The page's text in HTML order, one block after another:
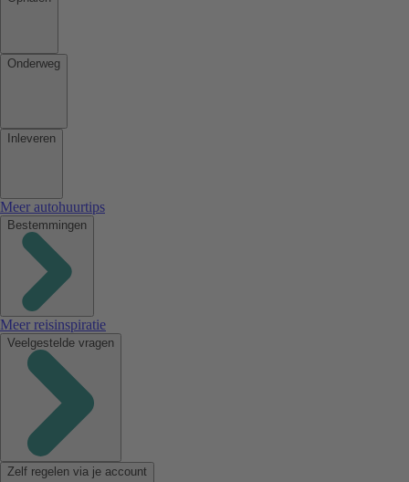
Onderweg
Inleveren
Meer autohuurtips
Bestemmingen
Meer reisinspiratie
Veelgestelde vragen
Zelf regelen via je account